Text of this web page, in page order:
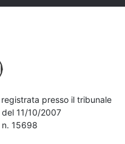
presso il tribunale
11/10/2007
n. 15698